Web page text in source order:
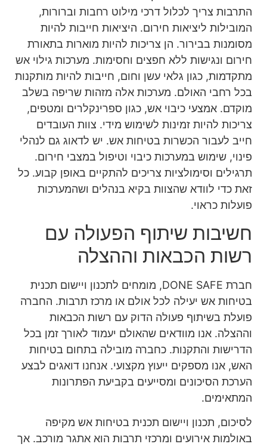
התרבות צריך לכלול דרכי מילוט רחבות וברורות,
המובילות ליציאות חירום. היציאות חייבות להיות
מסומנות בבירור. הן צריכות להיות מוארות בתאורת
חירום ונגישות ללא חפצים וחסימות. מערכות גילוי אש
מתקדמות, כגון גלאי עשן וחום, חייבות להיות מותקנות
בכל רחבי האולם. מערכות אלה מזהות שריפה בשלב
מוקדם. אמצעי כיבוי אש, כגון ספרינקלרים ומטפים,
צריכות להיות זמינות לשימוש מידי. צוות העובדים
חייב לעבור הכשרות בטיחות אש. יש לדאוג גם לנהלי
פינוי, שימוש במערכות כיבוי וטיפול במצבי חירום.
תרגילים וסימולציות צריכים להתקיים באופן קבוע. כל
זאת כדי לוודא שהצוות בקיא בנהלים ושהמערכות
פועלות כראוי.
חשיבות שיתוף הפעולה עם
רשות הכבאות וההצלה
חברת DONE SAFE, מומחים לתכנון ויישום תכנית
בטיחות אש יעילה לכל אולם או מרכז תרבות. החברה
פועלת בשיתוף פעולה הדוק עם רשות הכבאות
וההצלה. אנו מוודאים שהאולם יעמוד לאורך זמן בכל
הדרישות והתקנות. כחברה מובילה בתחום בטיחות
האש, אנו מספקים ייעוץ מקצועי. אנחנו דואגים לבצע
הערכת הסיכונים ומסייעים בקביעת הפתרונות
המתאימים.
לסיכום, תכנון ויישום תכנית בטיחות אש מקיפה
באולמות אירועים ומרכזי תרבות הוא אתגר מורכב. אך